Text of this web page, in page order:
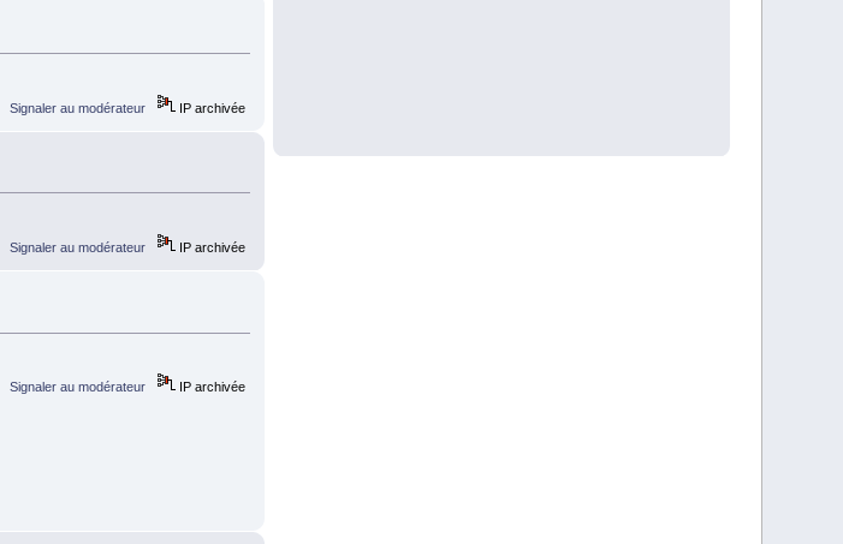
Signaler au modérateur IP archivée
Signaler au modérateur IP archivée
Signaler au modérateur IP archivée